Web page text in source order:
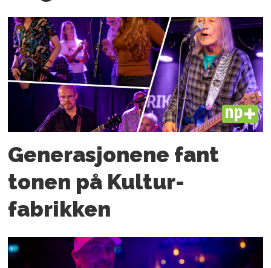
PLUS
Generasjonene fant
tonen på Kultur­
fabrikken